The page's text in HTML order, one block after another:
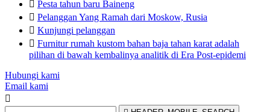
 Pesta tahun baru Baineng
 Pelanggan Yang Ramah dari Moskow, Rusia
 Kunjungi pelanggan
 Furnitur rumah kustom bahan baja tahan karat adalah
pilihan di bawah kembalinya analitik di Era Post-epidemi
Hubungi kami
Email kami
